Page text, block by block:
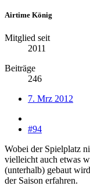
Airtime König
Mitglied seit
2011
Beiträge
246
7. Mrz 2012
#94
Wobei der Spielplatz
vielleicht auch etwas
(unterhalb) gebaut
der Saison erfahren.